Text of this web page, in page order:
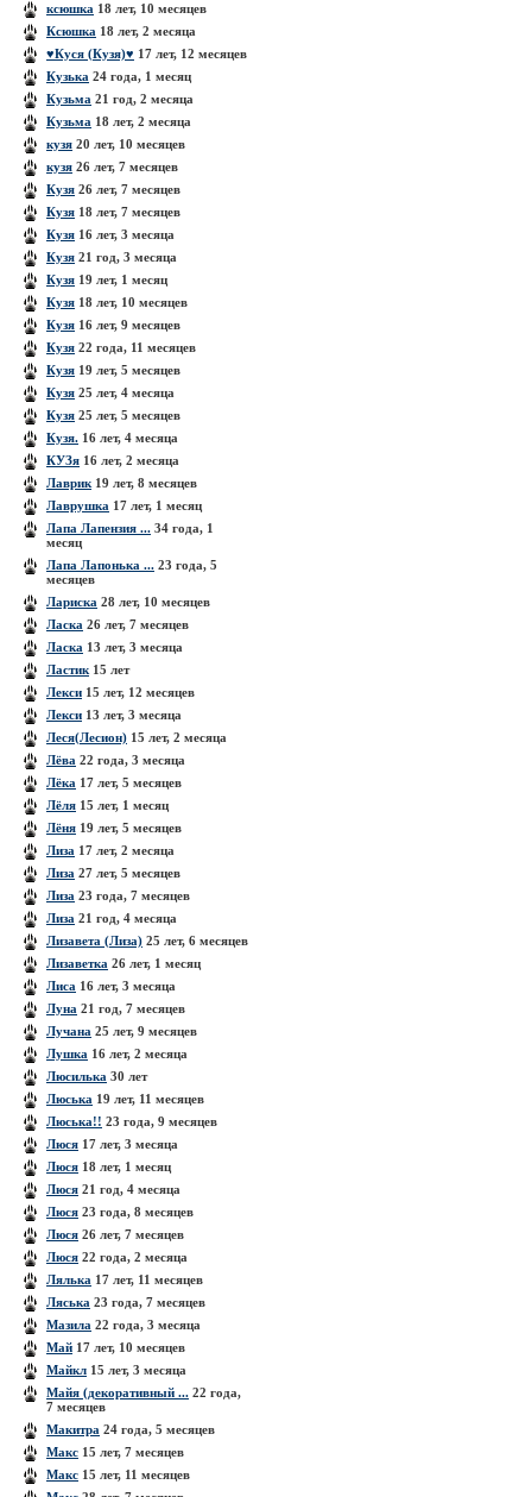
ксюшка 18 лет, 10 месяцев
Ксюшка 18 лет, 2 месяца
♥Куcя (Кузя)♥ 17 лет, 12 месяцев
Кузька 24 года, 1 месяц
Кузьма 21 год, 2 месяца
Кузьма 18 лет, 2 месяца
кузя 20 лет, 10 месяцев
кузя 26 лет, 7 месяцев
Кузя 26 лет, 7 месяцев
Кузя 18 лет, 7 месяцев
Кузя 16 лет, 3 месяца
Кузя 21 год, 3 месяца
Кузя 19 лет, 1 месяц
Кузя 18 лет, 10 месяцев
Кузя 16 лет, 9 месяцев
Кузя 22 года, 11 месяцев
Кузя 19 лет, 5 месяцев
Кузя 25 лет, 4 месяца
Кузя 25 лет, 5 месяцев
Кузя. 16 лет, 4 месяца
КУЗя 16 лет, 2 месяца
Лаврик 19 лет, 8 месяцев
Лаврушка 17 лет, 1 месяц
Лапа Лапензия ... 34 года, 1
месяц
Лапа Лапонька ... 23 года, 5
месяцев
Лариска 28 лет, 10 месяцев
Ласка 26 лет, 7 месяцев
Ласка 13 лет, 3 месяца
Ластик 15 лет
Лекси 15 лет, 12 месяцев
Лекси 13 лет, 3 месяца
Леся(Лесион) 15 лет, 2 месяца
Лёва 22 года, 3 месяца
Лёка 17 лет, 5 месяцев
Лёля 15 лет, 1 месяц
Лёня 19 лет, 5 месяцев
Лиза 17 лет, 2 месяца
Лиза 27 лет, 5 месяцев
Лиза 23 года, 7 месяцев
Лиза 21 год, 4 месяца
Лизавета (Лиза) 25 лет, 6 месяцев
Лизаветка 26 лет, 1 месяц
Лиса 16 лет, 3 месяца
Луна 21 год, 7 месяцев
Лучана 25 лет, 9 месяцев
Лушка 16 лет, 2 месяца
Люсилька 30 лет
Люська 19 лет, 11 месяцев
Люська!! 23 года, 9 месяцев
Люся 17 лет, 3 месяца
Люся 18 лет, 1 месяц
Люся 21 год, 4 месяца
Люся 23 года, 8 месяцев
Люся 26 лет, 7 месяцев
Люся 22 года, 2 месяца
Лялька 17 лет, 11 месяцев
Ляська 23 года, 7 месяцев
Мазила 22 года, 3 месяца
Май 17 лет, 10 месяцев
Майкл 15 лет, 3 месяца
Майя (декоративный ... 22 года,
7 месяцев
Макитра 24 года, 5 месяцев
Макс 15 лет, 7 месяцев
Макс 15 лет, 11 месяцев